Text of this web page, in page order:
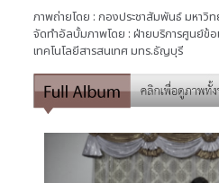
ภาพถ่ายโดย : กองประชาสัมพันธ์ มหาวิ
จัดทำอัลบั้มภาพโดย : ฝ่ายบริการศูนย์ข้
เทคโนโลยีสารสนเทศ มทร.ธัญบุรี